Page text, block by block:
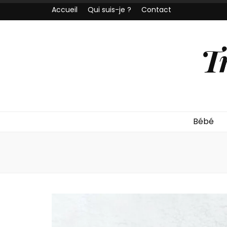
Accueil Qui suis-je ? Contact
Bébé